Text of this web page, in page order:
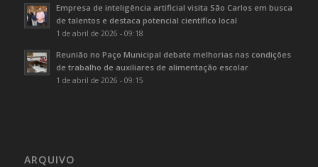
Empresa de inteligência artificial visita São Carlos em busca
de talentos e destaca potencial científico local
1 de abril de 2026 - 09:18
Reunião no Paço Municipal debate melhorias nas condições
de trabalho de auxiliares de alimentação escolar
1 de abril de 2026 - 09:15
ARQUIVO